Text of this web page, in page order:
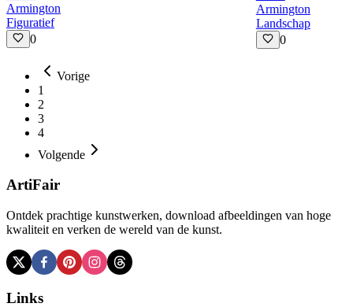
Armington
Figuratief
0
Armington
Landschap
0
Vorige
1
2
3
4
Volgende
ArtiFair
Ontdek prachtige kunstwerken, download afbeeldingen van hoge
kwaliteit en verken de wereld van de kunst.
Links